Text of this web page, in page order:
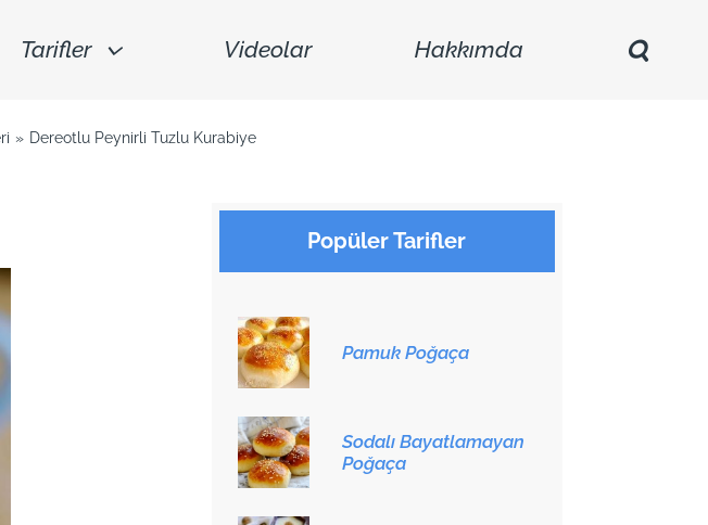
Tarifler Videolar Hakkımda
Dereotlu Peynirli Tuzlu Kurabiye
Popüler Tarifler
Pamuk Poğaça
Sodalı Bayatlamayan
Poğaça